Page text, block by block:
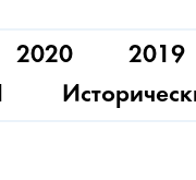
2020 2019